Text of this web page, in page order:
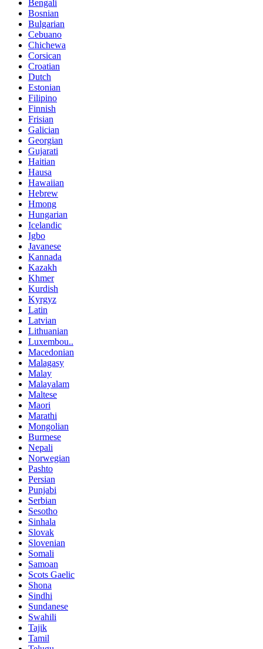
Bengali
Bosnian
Bulgarian
Cebuano
Chichewa
Corsican
Croatian
Dutch
Estonian
Filipino
Finnish
Frisian
Galician
Georgian
Gujarati
Haitian
Hausa
Hawaiian
Hebrew
Hmong
Hungarian
Icelandic
Igbo
Javanese
Kannada
Kazakh
Khmer
Kurdish
Kyrgyz
Latin
Latvian
Lithuanian
Luxembou..
Macedonian
Malagasy
Malay
Malayalam
Maltese
Maori
Marathi
Mongolian
Burmese
Nepali
Norwegian
Pashto
Persian
Punjabi
Serbian
Sesotho
Sinhala
Slovak
Slovenian
Somali
Samoan
Scots Gaelic
Shona
Sindhi
Sundanese
Swahili
Tajik
Tamil